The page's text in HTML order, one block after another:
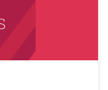
Pero justamente
ya que si es lo
realización